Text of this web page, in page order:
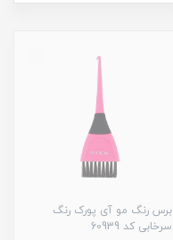
برس رنگ مو آی پورک رنگ
سرخابی کد 60939